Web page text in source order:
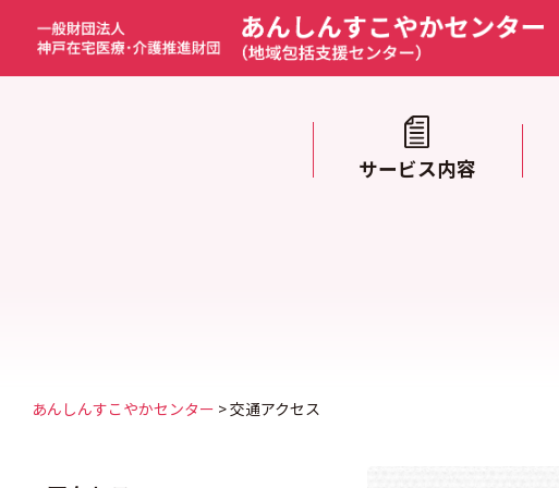
サービス内容
あんしんすこやかセンター >交通アクセス